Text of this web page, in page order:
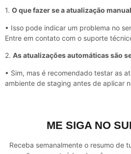
1. O que fazer se a atualização
• Isso pode indicar um problema no
Entre em contato com o suporte
2. As atualizações automáticas são
• Sim, mas é recomendado testar as
ambiente de staging antes de aplicar
ME SIGA NO
Receba semanalmente o resumo de